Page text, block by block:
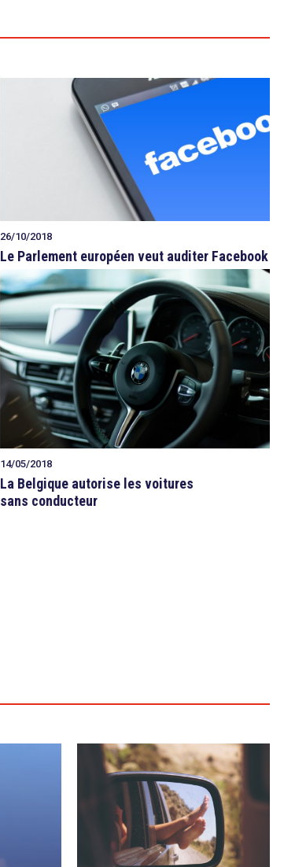
26/10/2018
Le Parlement européen veut auditer Facebook
14/05/2018
La Belgique autorise les voitures
sans conducteur